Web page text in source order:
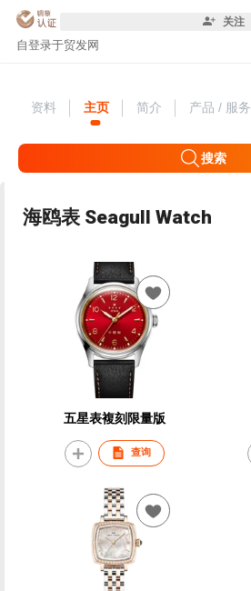
关注
自登录于贸发网
资料 主页 简介 产品 / 服务
搜索
海鸥表 Seagull Watch
五星表複刻限量版
查询